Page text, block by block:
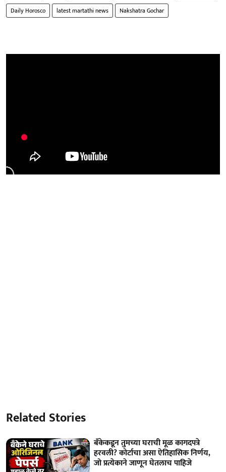
Daily Horosco
latest martathi news Nakshatra Gochar
Related Stories
बँकेकडून तुमच्या घराची मूळ कागदपत्रे
हरवली? कोर्टाचा असा ऐतिहासिक निर्णय,
जो प्रत्येकाने जाणून घेतलाच पाहिजे